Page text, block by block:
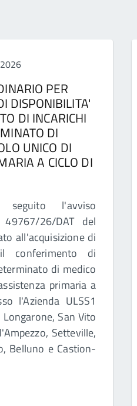
PER
DISPONIBILITA'
DI INCARICHI
DI
UNICO DI
A CICLO DI
l'avviso
26/DAT del
all'acquisizione di
conferimento di
di medico
primaria a
l'Azienda ULSS1
San Vito
Setteville,
Belluno e Castion-